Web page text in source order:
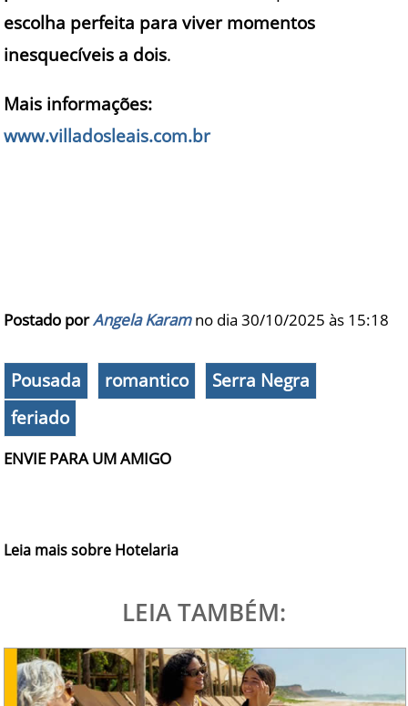
escolha perfeita para viver momentos
inesquecíveis a dois.
Mais informações:
www.villadosleais.com.br
Postado porAngela Karamno dia 30/10/2025 às 15:18
Pousada romantico
Serra Negra
feriado
ENVIE PARA UM AMIGO
Leia mais sobre Hotelaria
LEIA TAMBÉM: